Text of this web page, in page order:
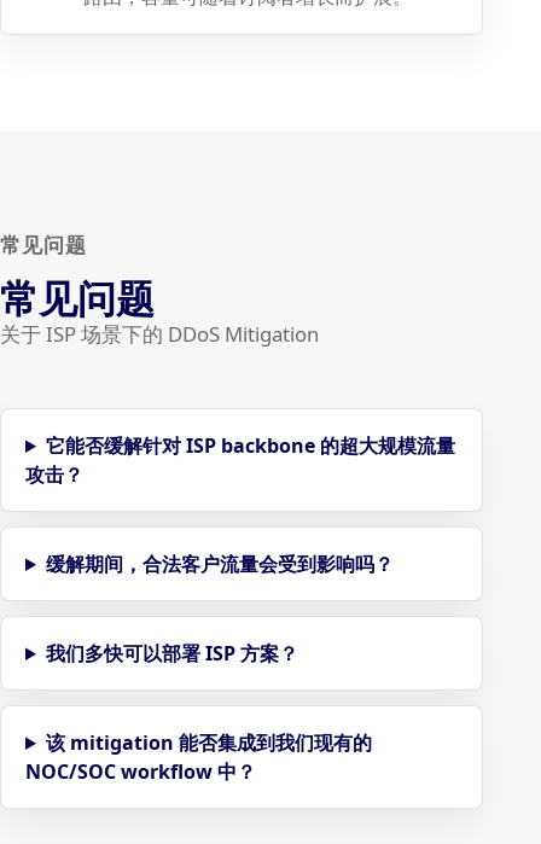
常见问题
常见问题
关于 ISP 场景下的 DDoS Mitigation
它能否缓解针对 ISP backbone 的超大规模流量
攻击？
缓解期间，合法客户流量会受到影响吗？
我们多快可以部署 ISP 方案？
该 mitigation 能否集成到我们现有的
NOC/SOC workflow 中？